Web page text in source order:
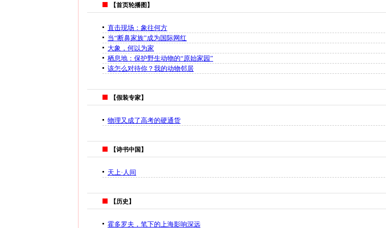
【首页轮播图】
直击现场：象往何方
当“断鼻家族”成为国际网红
大象，何以为家
栖息地：保护野生动物的“原始家园”
该怎么对待你？我的动物邻居
【假装专家】
物理又成了高考的硬通货
【诗书中国】
天上·人间
【历史】
霍多罗夫，笔下的上海影响深远